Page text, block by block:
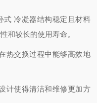
式 冷凝器结构稳定且材料
和较长的使用寿命。
热交换过程中能够高效地
计使得清洁和维修更加方